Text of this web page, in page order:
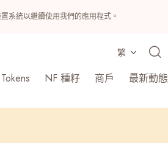
系統以繼續使用我們的應用程式。
繁
NF 種籽 商戶 最新動態